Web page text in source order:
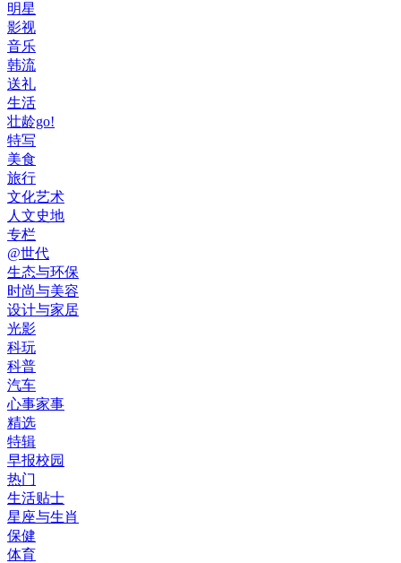
明星
影视
音乐
韩流
送礼
生活
壮龄go!
特写
美食
旅行
文化艺术
人文史地
专栏
@世代
生态与环保
时尚与美容
设计与家居
光影
科玩
科普
汽车
心事家事
精选
特辑
早报校园
热门
生活贴士
星座与生肖
保健
体育